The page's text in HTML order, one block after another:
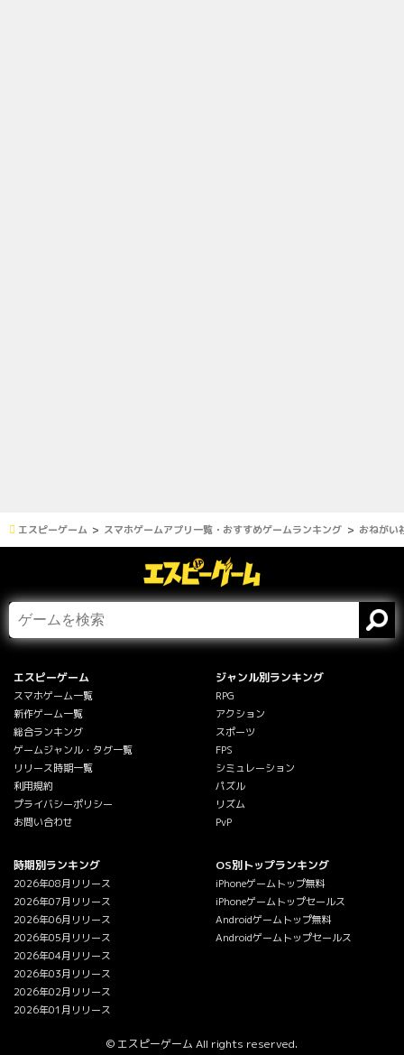
エスピーゲーム スマホゲームアプリ一覧・おすすめゲームランキング おねがい
エスピーゲーム
スマホゲーム一覧
新作ゲーム一覧
総合ランキング
ゲームジャンル・タグ一覧
リリース時期一覧
利用規約
プライバシーポリシー
お問い合わせ
ジャンル別ランキング
RPG
アクション
スポーツ
FPS
シミュレーション
パズル
リズム
PvP
時期別ランキング
2026年08月リリース
2026年07月リリース
2026年06月リリース
2026年05月リリース
2026年04月リリース
2026年03月リリース
2026年02月リリース
2026年01月リリース
OS別トップランキング
iPhoneゲームトップ無料
iPhoneゲームトップセールス
Androidゲームトップ無料
Androidゲームトップセールス
© エスピーゲーム All rights reserved.